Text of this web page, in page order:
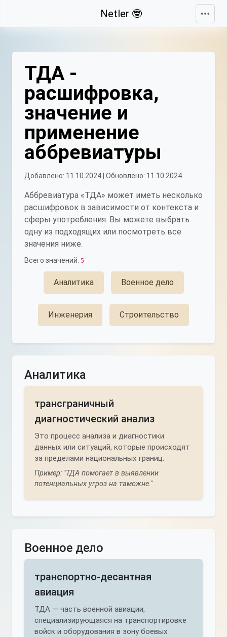
Netler 🤓
ТДА -
расшифровка,
значение и
применение
аббревиатуры
Добавлено: 11.10.2024 | Обновлено: 11.10.2024
Аббревиатура «ТДА» может иметь несколько
расшифровок в зависимости от контекста и
сферы употребления. Вы можете выбрать
одну из подходящих или посмотреть все
значения ниже.
Всего значений: 5
Аналитика Военное дело
Инженерия Строительство
Аналитика
трансграничный
диагностический анализ
Это процесс анализа и диагностики
данных или ситуаций, которые происходят
за пределами национальных границ.
Пример: "ТДА помогает в выявлении
потенциальных угроз на таможне."
Военное дело
транспортно-десантная
авиация
ТДА — часть военной авиации,
специализирующаяся на транспортировке
войск и оборудования в зону боевых